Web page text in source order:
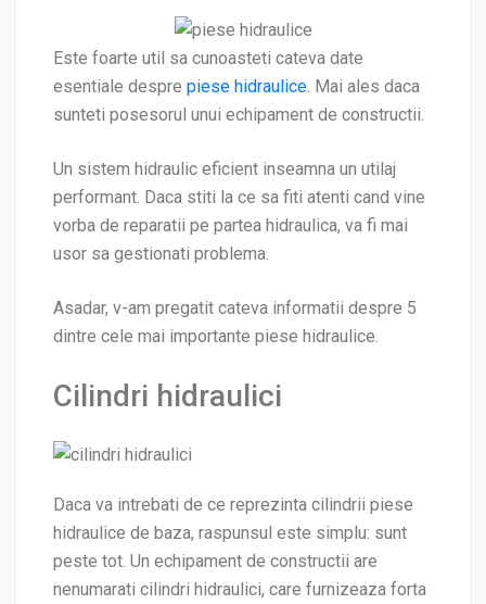
Este foarte util sa cunoasteti cateva date
esentiale despre piese hidraulice. Mai ales daca
sunteti posesorul unui echipament de constructii.
Un sistem hidraulic eficient inseamna un utilaj
performant. Daca stiti la ce sa fiti atenti cand vine
vorba de reparatii pe partea hidraulica, va fi mai
usor sa gestionati problema.
Asadar, v-am pregatit cateva informatii despre 5
dintre cele mai importante piese hidraulice.
Cilindri hidraulici
Daca va intrebati de ce reprezinta cilindrii piese
hidraulice de baza, raspunsul este simplu: sunt
peste tot. Un echipament de constructii are
nenumarati cilindri hidraulici, care furnizeaza forta